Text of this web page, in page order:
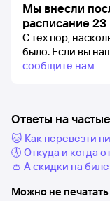
Мы внесли
расписание
С тех пор,
было. Если вы
сообщите нам
Ответы на
🐱 Как перевезти
🕔 Откуда и когда
👛 А скидки на
Можно не печатать